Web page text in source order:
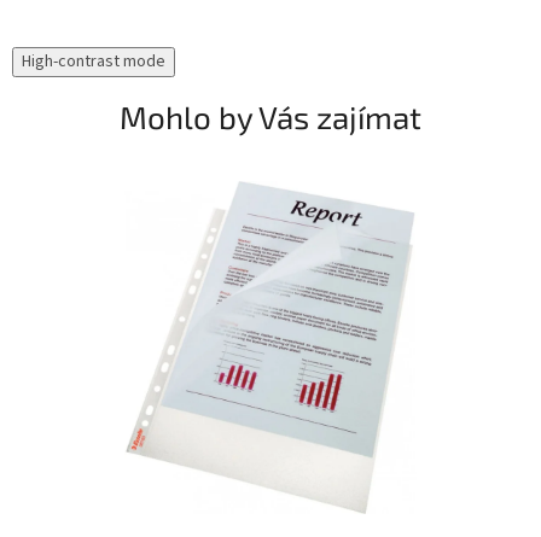
High-contrast mode
Mohlo by Vás zajímat